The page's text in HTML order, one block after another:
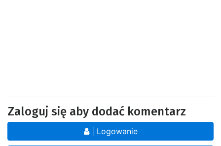
Zaloguj się aby dodać komentarz
| Logowanie